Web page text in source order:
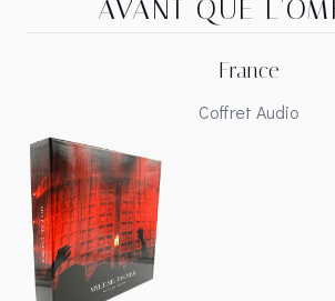
AVANT QUE
France
Coffret Audio